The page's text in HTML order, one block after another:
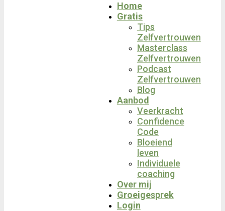
Home
Gratis
Tips
Zelfvertrouwen
Masterclass
Zelfvertrouwen
Podcast
Zelfvertrouwen
Blog
Aanbod
Veerkracht
Confidence
Code
Bloeiend
leven
Individuele
coaching
Over mij
Groeigesprek
Login